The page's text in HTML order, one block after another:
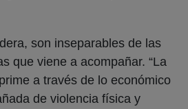
son inseparables de las
que viene a acompañar. “La
a través de lo económico
de violencia física y